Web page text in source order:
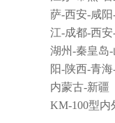
萨-西安-咸阳
江-成都-西安
湖州-秦皇岛-
阳-陕西-青海
内蒙古-新疆
KM-100型内